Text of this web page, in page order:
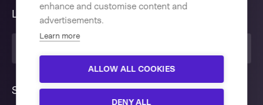
enhance and customise content and
advertisements.
Learn more
ALLOW ALL COOKIES
DENY ALL
Lingua
Seguici